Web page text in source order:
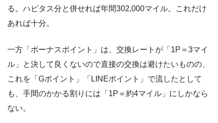
る。ハピタス分と併せれば年間302,000マイル。これだけ
あれば十分。
一方「ボーナスポイント」は、交換レートが「1P＝3マイ
ル」と決して良くないので直接の交換は避けたいものの、
これを「Gポイント」「LINEポイント」で流したとして
も、手間のかかる割りには「1P＝約4マイル」にしかなら
ない。